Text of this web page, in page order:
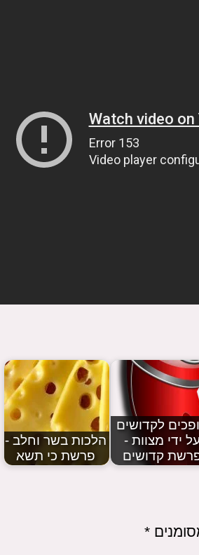
לקדושים
ידי מצוות -
קדושים
הלכות בשר וחלב -
פרשת כי תשא
*